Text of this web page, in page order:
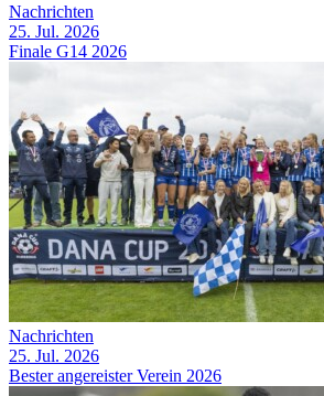
Nachrichten
25. Jul. 2026
Finale G14 2026
Nachrichten
25. Jul. 2026
Bester angereister Verein 2026